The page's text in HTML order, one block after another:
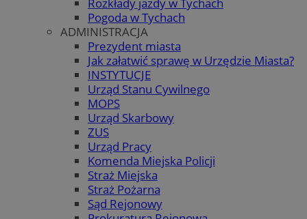
Pogoda w Tychach
ADMINISTRACJA
Prezydent miasta
Jak załatwić sprawę w Urzędzie Miasta?
INSTYTUCJE
Urząd Stanu Cywilnego
MOPS
Urząd Skarbowy
ZUS
Urząd Pracy
Komenda Miejska Policji
Straż Miejska
Straż Pożarna
Sąd Rejonowy